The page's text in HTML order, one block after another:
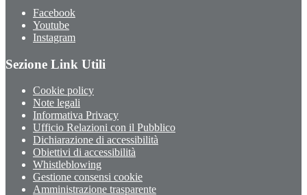
Facebook
Youtube
Instagram
Sezione Link Utili
Cookie policy
Note legali
Informativa Privacy
Ufficio Relazioni con il Pubblico
Dichiarazione di accessibilità
Obiettivi di accessibilità
Whistleblowing
Gestione consensi cookie
Amministrazione trasparente